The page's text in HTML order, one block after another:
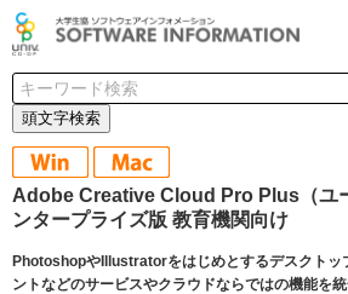
頭文字検索
Adobe Creative Cloud Pro Plus（ユ
ンタープライズ版 教育機関向け
PhotoshopやIllustratorをはじめとするデスクトッ
ントなどのサービスやクラウドならではの機能を